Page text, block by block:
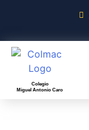
Colegio
Miguel Antonio Caro